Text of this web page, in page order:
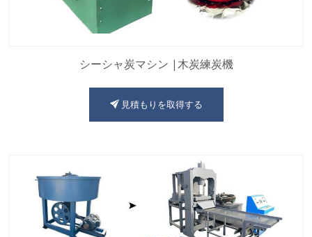
シーシャ炭マシン |木炭練炭機
見積もりを取得する